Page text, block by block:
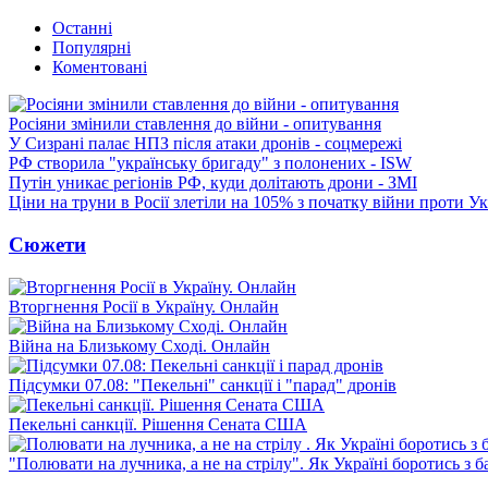
Останні
Популярні
Коментовані
Росіяни змінили ставлення до війни - опитування
У Сизрані палає НПЗ після атаки дронів - соцмережі
РФ створила "українську бригаду" з полонених - ISW
Путін уникає регіонів РФ, куди долітають дрони - ЗМІ
Ціни на труни в Росії злетіли на 105% з початку війни проти
Сюжети
Вторгнення Росії в Україну. Онлайн
Війна на Близькому Сході. Онлайн
Підсумки 07.08: "Пекельні" санкції і "парад" дронів
Пекельні санкції. Рішення Сената США
"Полювати на лучника, а не на стрілу". Як Україні боротись з